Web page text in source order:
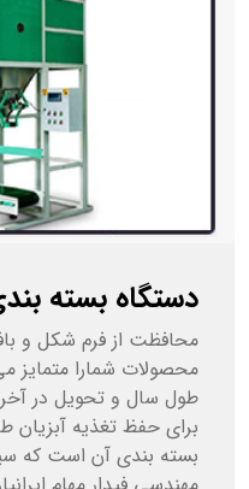
دستگاه بسته
محافظت از فرم شکل و
محصولات شمارا متمایز
طول سال و تحویل در
برای حفظ تغذیه آبزیان
بسته بندی آن است که